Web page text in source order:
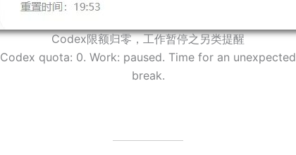
Codex限额归零，工作暂停之另类提醒
Codex quota: 0. Work: paused. Time for an unexpected
break.